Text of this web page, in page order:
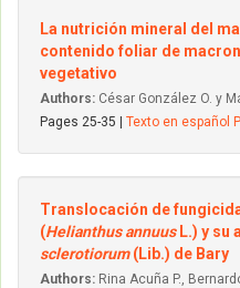
La nutrición mineral del
contenido foliar de
vegetativo
Authors: César González O. y
Pages 25-35 | Texto en español
Translocación de
(Helianthus annuus L.) y su
sclerotiorum(Lib.) de Bary
Authors: Rina Acuña P.,